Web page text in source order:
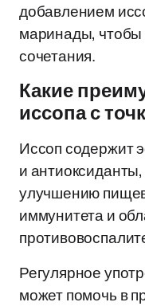
добавлением
маринады, чтобы
сочетания.
Какие
иссопа с
Иссоп содержит
и
улучшению
иммунитета и
Регулярное
может помочь в